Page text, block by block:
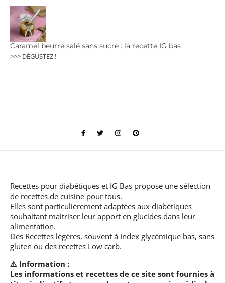
Caramel beurre salé sans sucre : la recette IG bas
>>> DÉGUSTEZ !
Recettes pour diabétiques et IG Bas propose une sélection
de recettes de cuisine pour tous.
Elles sont particulièrement adaptées aux diabétiques
souhaitant maitriser leur apport en glucides dans leur
alimentation.
Des Recettes légères, souvent à Index glycémique bas, sans
gluten ou des recettes Low carb.
⚠️ Information :
Les informations et recettes de ce site sont fournies à